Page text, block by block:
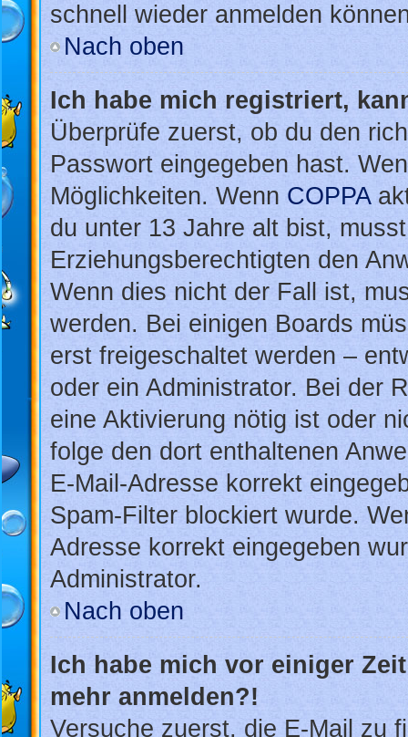
schnell wieder anmelden
Nach oben
Ich habe mich registriert,
Überprüfe zuerst, ob du den
Passwort eingegeben hast.
Möglichkeiten. Wenn COPPA
du unter 13 Jahre alt bist,
Erziehungsberechtigten den
Wenn dies nicht der Fall ist,
werden. Bei einigen Boards
erst freigeschaltet werden –
oder ein Administrator. Bei der
eine Aktivierung nötig ist oder
folge den dort enthaltenen
E-Mail-Adresse korrekt
Spam-Filter blockiert wurde.
Adresse korrekt eingegeben
Administrator.
Nach oben
Ich habe mich vor einiger
mehr anmelden?!
Versuche zuerst, die E-Mail zu